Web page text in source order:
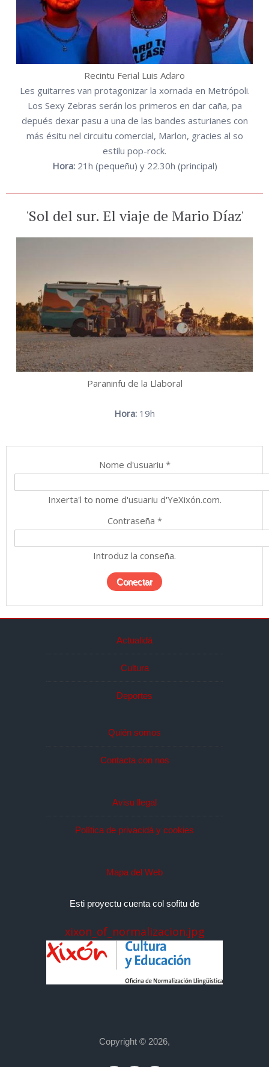
Recintu Ferial Luis Adaro
Les guitarres van protagonizar la xornada en Metrópoli.
Los Sexy Zebras serán los primeros en dar caña, pa
depués dexar pasu a una de las bandes asturianes con
más ésitu nel circuitu comercial, Marlon, gracies al so
estilu pop-rock.
Hora:21h (pequeñu) y 22.30h (principal)
'Sol del sur. El viaje de Mario Díaz'
Paraninfu de la Llaboral
Hora: 19h
Nome d'usuariu *
Inxerta'l to nome d'usuariu d'YeXixón.com.
Contraseña *
Introduz la conseña.
Actualidá
Cultura
Deportes
Quién somos
Contacta con nos
Avisu llegal
Política de privacidá y cookies
Mapa del Web
Esti proyectu cuenta col sofitu de
xixon_of_normalizacion.jpg
Copyright © 2026,